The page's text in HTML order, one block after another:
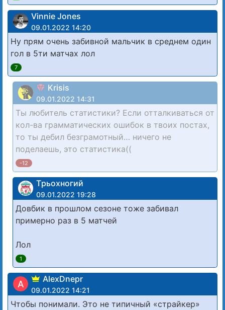
Vinnie Jones
09.01.2022 14:20
Ну прям очень забивной мальчик в среднем один
гол в 5ти матчах лол
7
Krisis
09.01.2022 14:31
Ты любитель статистики? Если отталкиваться от
кол-ва грамматических ошибок в твоих постах,
то ты дебил безграмотный… ничего не
поделаешь, это статистика((
-12
Tрьохногий
09.01.2022 19:28
Довбик в прошлом сезоне тоже забивал
примерно раз в 5 матчей
Лол
1
A AlexDnepr
09.01.2022 14:21
Чтобы понимали. Это не типичный «страйкер»